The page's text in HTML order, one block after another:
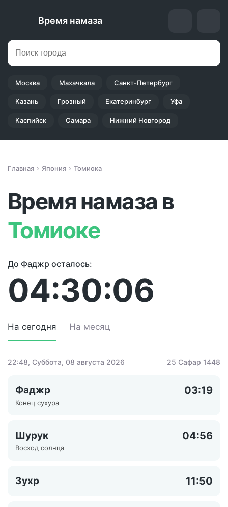
Время намаза
Москва Махачкала Санкт-Петербург
Казань Грозный Екатеринбург Уфа
Каспийск Самара Нижний Новгород
Главная Япония Томиока
Время намаза в
Томиоке
До Фаджр осталось:
04:30:06
На сегодня На месяц
22:48, Суббота, 08 августа 2026 25 Сафар 1448
Фаджр 03:19
Конец сухура
Шурук 04:56
Восход солнца
Зухр 11:50